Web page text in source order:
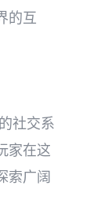
的互
社交系
家在这
索广阔